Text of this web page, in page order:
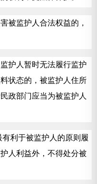
监护人合法权益的，
护人暂时无法履行监护
状态的，被监护人住所
政部门应当为被监护人
利于被监护人的原则履
人利益外，不得处分被